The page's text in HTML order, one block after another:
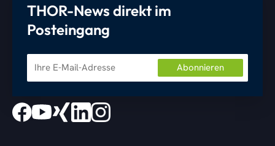
THOR-News direkt im
Posteingang